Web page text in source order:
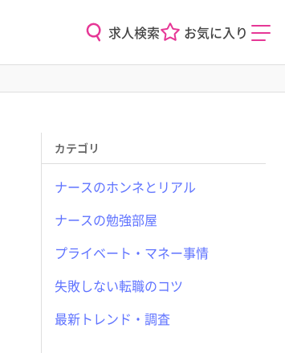
求人検索 お気に入り
カテゴリ
ナースのホンネとリアル
ナースの勉強部屋
プライベート・マネー事情
失敗しない転職のコツ
最新トレンド・調査